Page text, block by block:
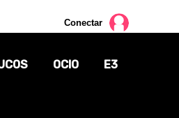
Conectar
OCIO E3